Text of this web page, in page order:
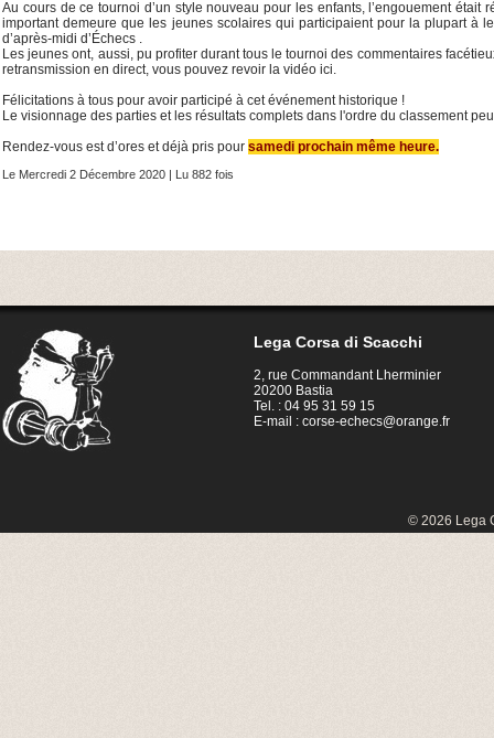
Au cours de ce tournoi d’un style nouveau pour les enfants, l’engouement
important demeure que les jeunes scolaires qui participaient pour la plupart à
d’après-midi d’Échecs .
Les jeunes ont, aussi, pu profiter durant tous le tournoi des commentaires
retransmission en direct, vous pouvez revoir la vidéo ici.
Félicitations à tous pour avoir participé à cet événement historique !
Le visionnage des parties et les résultats complets dans l'ordre du classement
Rendez-vous est d’ores et déjà pris poursamedi prochain même heure.
Le Mercredi 2 Décembre 2020 | Lu 882 fois
Lega Corsa di Scacchi
2, rue Commandant Lherminier
20200 Bastia
Tel. : 04 95 31 59 15
E-mail :corse-echecs@orange.fr
© 2026 Lega